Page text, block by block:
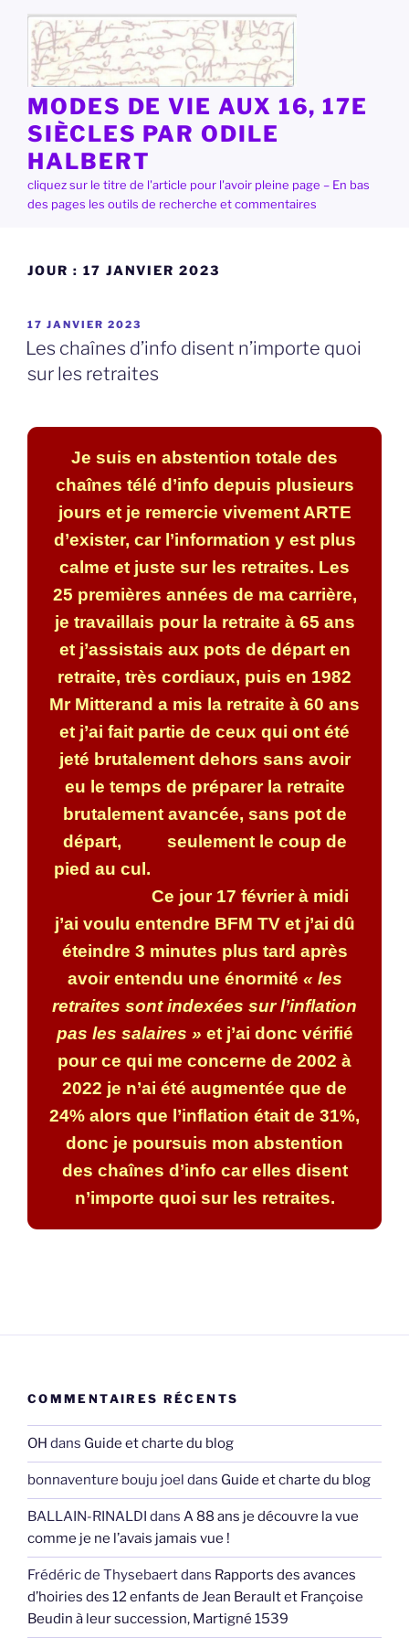
contenu
principal
MODES DE VIE AUX 16, 17E
SIÈCLES PAR ODILE
HALBERT
cliquez sur le titre de l'article pour l'avoir pleine page – En bas
des pages les outils de recherche et commentaires
JOUR : 17 JANVIER 2023
PUBLIÉ
LE
17 JANVIER 2023
Les chaînes d’info disent n’importe quoi
sur les retraites
Je suis en abstention totale des
chaînes télé d’info depuis plusieurs
jours et je remercie vivement ARTE
d’exister, car l’information y est plus
calme et juste sur les retraites. Les
25 premières années de ma carrière,
je travaillais pour la retraite à 65 ans
et j’assistais aux pots de départ en
retraite, très cordiaux, puis en 1982
Mr Mitterand a mis la retraite à 60 ans
et j’ai fait partie de ceux qui ont été
jeté brutalement dehors sans avoir
eu le temps de préparer la retraite
brutalement avancée, sans pot de
départ, seulement le coup de
pied au cul.
Ce jour 17 février à midi
j’ai voulu entendre BFM TV et j’ai dû
éteindre 3 minutes plus tard après
avoir entendu une énormité « les
retraites sont indexées sur l’inflation
pas les salaires » et j’ai donc vérifié
pour ce qui me concerne de 2002 à
2022 je n’ai été augmentée que de
24% alors que l’inflation était de 31%,
donc je poursuis mon abstention
des chaînes d’info car elles disent
n’importe quoi sur les retraites.
COMMENTAIRES RÉCENTS
OH dans Guide et charte du blog
bonnaventure bouju joel dans Guide et charte du blog
BALLAIN-RINALDI dans A 88 ans je découvre la vue
comme je ne l’avais jamais vue !
Frédéric de Thysebaertdans Rapports des avances
d’hoiries des 12 enfants de Jean Berault et Françoise
Beudin à leur succession, Martigné 1539